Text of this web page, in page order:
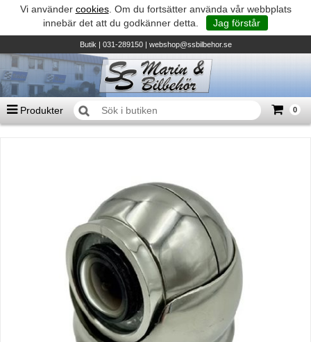
Vi använder cookies. Om du fortsätter använda vår webbplats
innebär det att du godkänner detta.
Jag förstår
Butik| 031-289150 | webshop@ssbilbehor.se
Produkter 0
TILL KASSAN
Suzuki - Utombordare
Suzumar - Gummibåtar
Honda - Utombordare
HonWave - Gummibåtar
Honda - Elverk & Pumpar
Tohatsu - Utombordare